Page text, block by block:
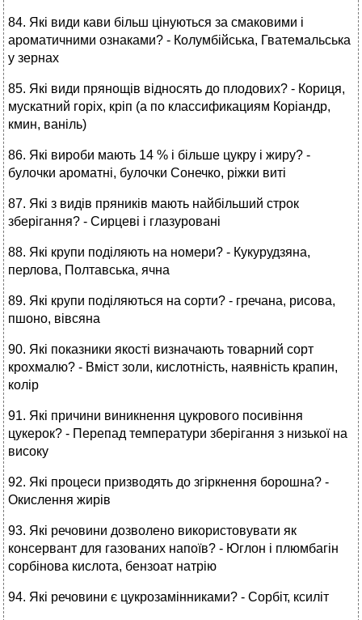
84. Які види кави більш цінуються за смаковими і
ароматичними ознаками? - Колумбійська, Гватемальська
у зернах
85. Які види прянощів відносять до плодових? - Кориця,
мускатний горіх, кріп (а по классификациям Коріандр,
кмин, ваніль)
86. Які вироби мають 14 % і більше цукру і жиру? -
булочки ароматні, булочки Сонечко, ріжки виті
87. Які з видів пряників мають найбільший строк
зберігання? - Сирцеві і глазуровані
88. Які крупи поділяють на номери? - Кукурудзяна,
перлова, Полтавська, ячна
89. Які крупи поділяються на сорти? - гречана, рисова,
пшоно, вівсяна
90. Які показники якості визначають товарний сорт
крохмалю? - Вміст золи, кислотність, наявність крапин,
колір
91. Які причини виникнення цукрового посивіння
цукерок? - Перепад температури зберігання з низької на
високу
92. Які процеси призводять до згіркнення борошна? -
Окислення жирів
93. Які речовини дозволено використовувати як
консервант для газованих напоїв? - Юглон і плюмбагін
сорбінова кислота, бензоат натрію
94. Які речовини є цукрозамінниками? - Сорбіт, ксиліт